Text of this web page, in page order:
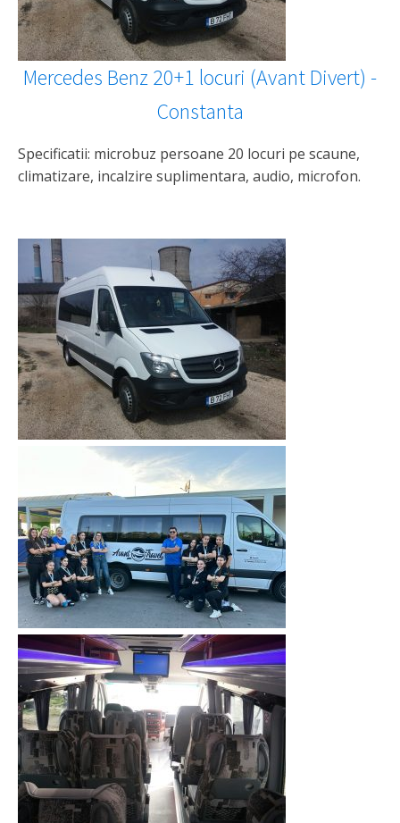
Mercedes Benz 20+1 locuri (Avant Divert) -
Constanta
Specificatii: microbuz persoane 20 locuri pe scaune,
climatizare, incalzire suplimentara, audio, microfon.